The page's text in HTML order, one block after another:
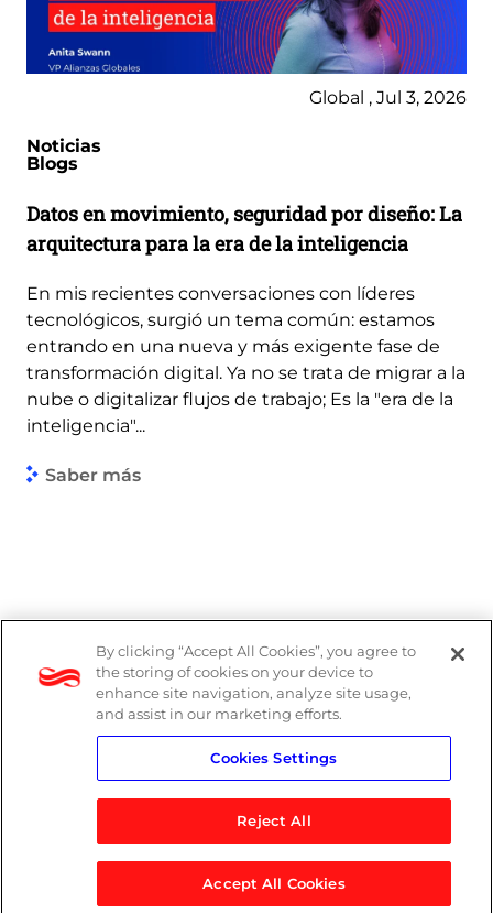
Global , Jul 3, 2026
Noticias
Blogs
Datos en movimiento, seguridad por diseño: La
arquitectura para la era de la inteligencia
En mis recientes conversaciones con líderes
tecnológicos, surgió un tema común: estamos
entrando en una nueva y más exigente fase de
transformación digital. Ya no se trata de migrar a la
nube o digitalizar flujos de trabajo; Es la "era de la
inteligencia"...
Saber más
© 2026 Logicalis Group
By clicking “Accept All Cookies”, you agree to
the storing of cookies on your device to
enhance site navigation, analyze site usage,
and assist in our marketing efforts.
Cookies Settings
Reject All
Accept All Cookies